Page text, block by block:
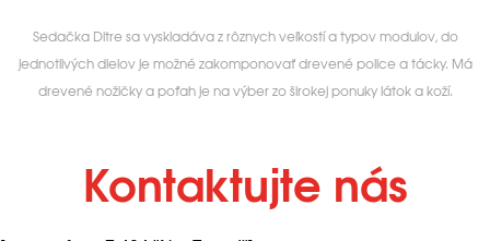
Sedačka Ditre sa vyskladáva z rôznych veľkostí a typov modulov, do
jednotlivých dielov je možné zakomponovať drevené police a tácky. Má
drevené nožičky a poťah je na výber zo širokej ponuky látok a koží.
Kontaktujte nás